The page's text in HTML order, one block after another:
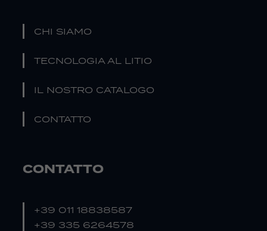
CHI SIAMO
TECNOLOGIA AL LITIO
IL NOSTRO CATALOGO
CONTATTO
CONTATTO
+39 011 18838587
+39 335 6264578